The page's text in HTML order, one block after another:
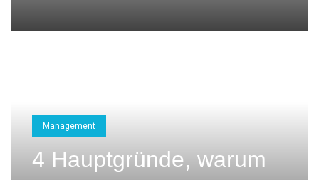
Management
4 Hauptgründe, warum